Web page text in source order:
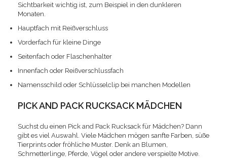
Sichtbarkeit wichtig ist, zum Beispiel in den dunkleren
Monaten.
Hauptfach mit Reißverschluss
Vorderfach für kleine Dinge
Seitenfach oder Flaschenhalter
Innenfach oder Reißverschlussfach
Namensschild oder Schlüsselclip bei manchen Modellen
PICK AND PACK RUCKSACK MÄDCHEN
Suchst du einen Pick and Pack Rucksack für Mädchen? Dann
gibt es viel Auswahl. Viele Mädchen mögen sanfte Farben, süße
Tierprints oder fröhliche Muster. Denk an Blumen,
Schmetterlinge, Pferde, Vögel oder andere verspielte Motive.